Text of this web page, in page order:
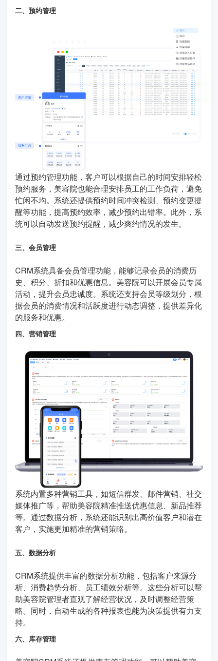
二、预约管理
通过预约管理功能，客户可以根据自己的时间安排轻松
预约服务，美容院也能合理安排员工的工作负荷，避免
忙闲不均。系统还提供预约时间冲突检测、预约变更提
醒等功能，提高预约效率，减少预约出错率。此外，系
统可以自动发送预约提醒，减少爽约情况的发生。
三、会员管理
CRM系统具备会员管理功能，能够记录会员的消费历
史、积分、折扣和优惠信息。美容院可以开展会员专属
活动，提升会员忠诚度。系统还支持会员等级划分，根
据会员的消费情况和活跃度进行动态调整，提供差异化
的服务和优惠。
四、营销管理
系统内置多种营销工具，如短信群发、邮件营销、社交
媒体推广等，帮助美容院精准推送优惠信息、新品推荐
等。通过数据分析，系统还能识别出高价值客户和潜在
客户，实施更加精准的营销策略。
五、数据分析
CRM系统提供丰富的数据分析功能，包括客户来源分
析、消费趋势分析、员工绩效分析等。这些分析可以帮
助美容院管理者直观了解经营状况，及时调整经营策
略。同时，自动生成的各种报表也能为决策提供有力支
持。
六、库存管理